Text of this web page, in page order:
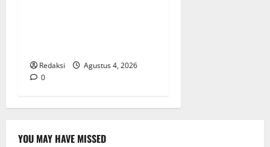
Redaksi
Agustus 4, 2026
0
YOU MAY HAVE MISSED